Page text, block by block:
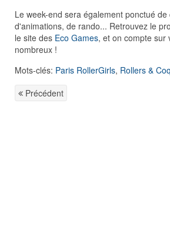
Le week-end sera également ponctué de
d'animations, de rando... Retrouvez le
le site des Eco Games, et on compte sur
nombreux !
Mots-clés: Paris RollerGirls, Rollers &
Précédent